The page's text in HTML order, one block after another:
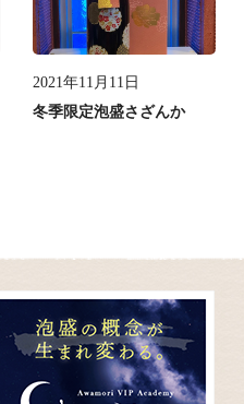
2021年11月11日
冬季限定泡盛さざんか